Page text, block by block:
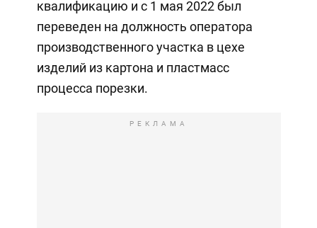
квалификацию и с 1 мая 2022 был
переведен на должность оператора
производственного участка в цехе
изделий из картона и пластмасс
процесса порезки.
РЕКЛАМА